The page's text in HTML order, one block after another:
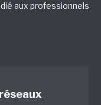
aux professionnels